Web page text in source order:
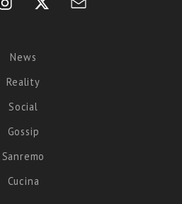
News
Reality
Social
Gossip
Sanremo
Cucina